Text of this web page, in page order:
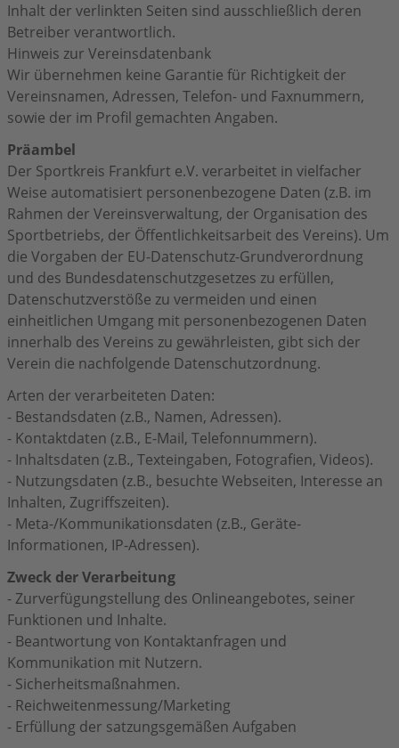
Inhalt der verlinkten Seiten sind ausschließlich deren
Betreiber verantwortlich.
Hinweis zur Vereinsdatenbank
Wir übernehmen keine Garantie für Richtigkeit der
Vereinsnamen, Adressen, Telefon- und Faxnummern,
sowie der im Profil gemachten Angaben.
Präambel
Der Sportkreis Frankfurt e.V. verarbeitet in vielfacher
Weise automatisiert personenbezogene Daten (z.B. im
Rahmen der Vereinsverwaltung, der Organisation des
Sportbetriebs, der Öffentlichkeitsarbeit des Vereins). Um
die Vorgaben der EU-Datenschutz-Grundverordnung
und des Bundesdatenschutzgesetzes zu erfüllen,
Datenschutzverstöße zu vermeiden und einen
einheitlichen Umgang mit personenbezogenen Daten
innerhalb des Vereins zu gewährleisten, gibt sich der
Verein die nachfolgende Datenschutzordnung.
Arten der verarbeiteten Daten:
- Bestandsdaten (z.B., Namen, Adressen).
- Kontaktdaten (z.B., E-Mail, Telefonnummern).
- Inhaltsdaten (z.B., Texteingaben, Fotografien, Videos).
- Nutzungsdaten (z.B., besuchte Webseiten, Interesse an
Inhalten, Zugriffszeiten).
- Meta-/Kommunikationsdaten (z.B., Geräte-
Informationen, IP-Adressen).
Zweck der Verarbeitung
- Zurverfügungstellung des Onlineangebotes, seiner
Funktionen und Inhalte.
- Beantwortung von Kontaktanfragen und
Kommunikation mit Nutzern.
- Sicherheitsmaßnahmen.
- Reichweitenmessung/Marketing
- Erfüllung der satzungsgemäßen Aufgaben